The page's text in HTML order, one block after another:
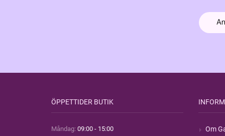
ÖPPETTIDER BUTIK
Måndag: 09:00 - 15:00
Om